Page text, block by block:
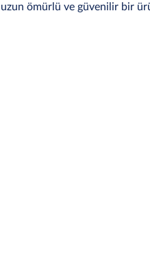
ömürlü ve güvenilir bir